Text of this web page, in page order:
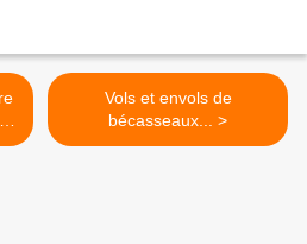
Vols et envols de
bécasseaux... >